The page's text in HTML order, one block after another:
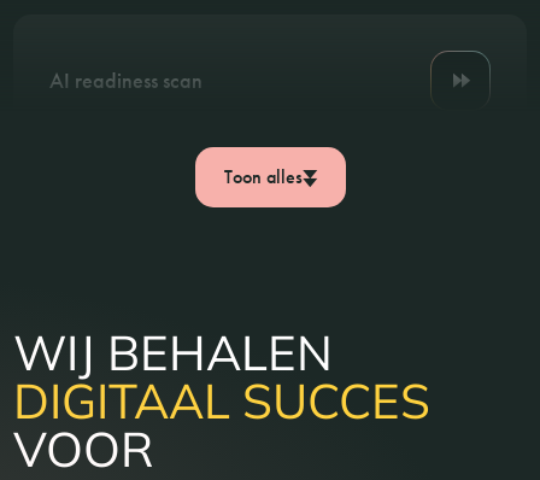
AI readiness scan
Toon alles
WIJ BEHALEN
DIGITAAL SUCCES
VOOR